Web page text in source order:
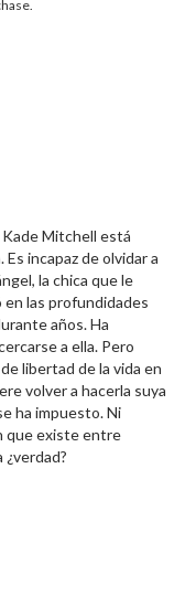
Kade Mitchell está
incapaz de olvidar a
la chica que le
en las profundidades
años. Ha
a ella. Pero
libertad de la vida en
volver a hacerla suya
ha impuesto. Ni
que existe entre